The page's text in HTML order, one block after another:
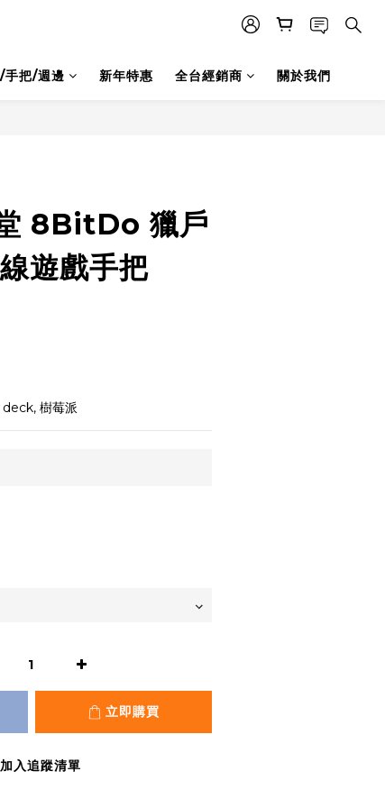
手把/週邊 新年特惠 全台經銷商 關於我們
8BitDo 獵戶
遊戲手把
樹莓派
立即購買
加入追蹤清單